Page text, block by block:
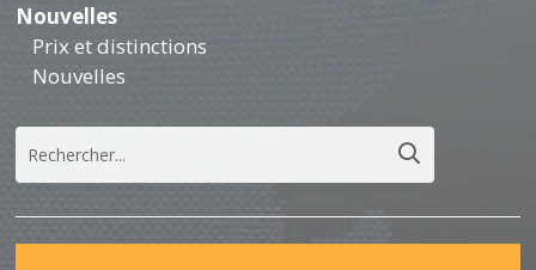
Nouvelles
Prix et distinctions
Nouvelles